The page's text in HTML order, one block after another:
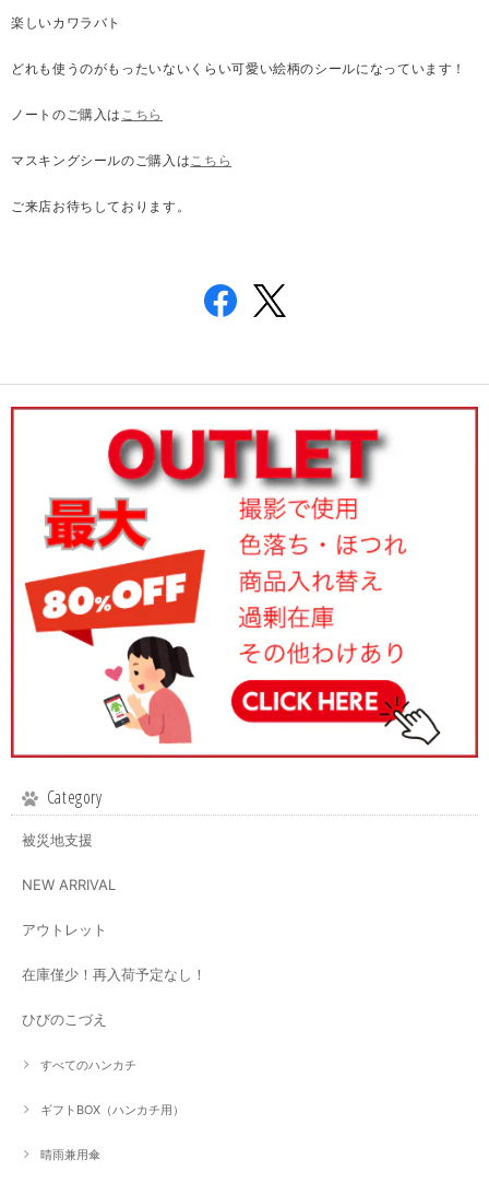
楽しいカワラバト
どれも使うのがもったいないくらい可愛い絵柄のシールになっています！
ノートのご購入は こちら
マスキングシールのご購入はこちら
ご来店お待ちしております。
Category
被災地支援
NEW ARRIVAL
アウトレット
在庫僅少！再入荷予定なし！
ひびのこづえ
すべてのハンカチ
ギフトBOX（ハンカチ用）
晴雨兼用傘